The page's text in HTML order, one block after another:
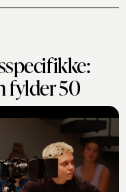
fylder 50